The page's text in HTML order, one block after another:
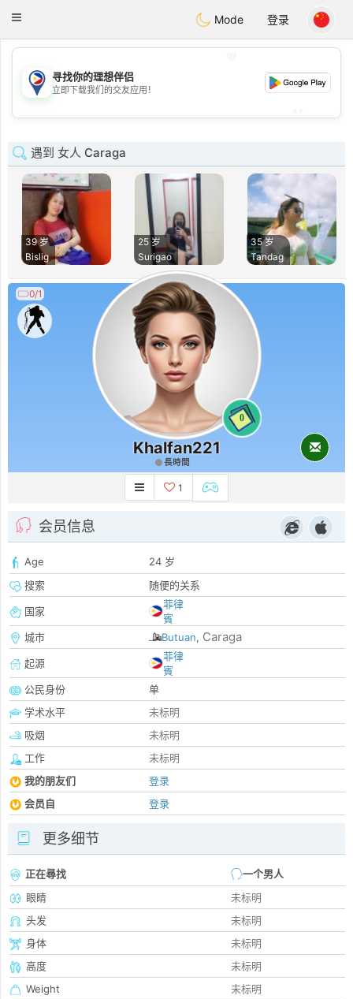
PhilippinesChat
Toggle
Mode 登录
💖
💕
寻找你的理想伴侣
立即下载我们的交友应用！
遇到 女人 Caraga
39 岁
Bislig
25 岁
Surigao
35 岁
Tandag
0/1
0
Khalfan221
長時間
1
会员信息
Age
24 岁
搜索
随便的关系
国家
菲律
賓
城市
Butuan, Caraga
起源
菲律
賓
公民身份
单
学术水平
未标明
吸烟
未标明
工作
未标明
我的朋友们
登录
会员自
登录
更多细节
正在尋找
一个男人
眼睛
未标明
头发
未标明
身体
未标明
高度
未标明
Weight
未标明